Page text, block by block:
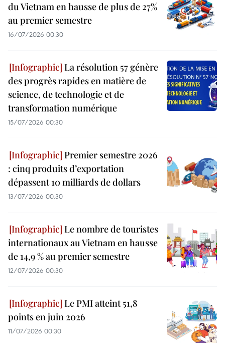
du Vietnam en hausse de plus de 27%
au premier semestre
16/07/2026 00:30
La résolution 57 génère
des progrès rapides en matière de
science, de technologie et de
transformation numérique
15/07/2026 00:30
Premier semestre 2026
: cinq produits d’exportation
dépassent 10 milliards de dollars
13/07/2026 00:30
Le nombre de touristes
internationaux au Vietnam en hausse
de 14,9 % au premier semestre
12/07/2026 00:30
Le PMI atteint 51,8
points en juin 2026
11/07/2026 00:30